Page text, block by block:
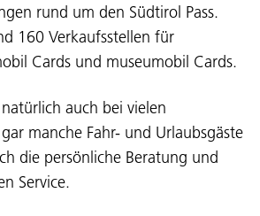
rund um den Südtirol Pass.
160 Verkaufsstellen für
Cards und museumobil Cards.
natürlich auch bei vielen
manche Fahr- und Urlaubsgäste
die persönliche Beratung und
Service.